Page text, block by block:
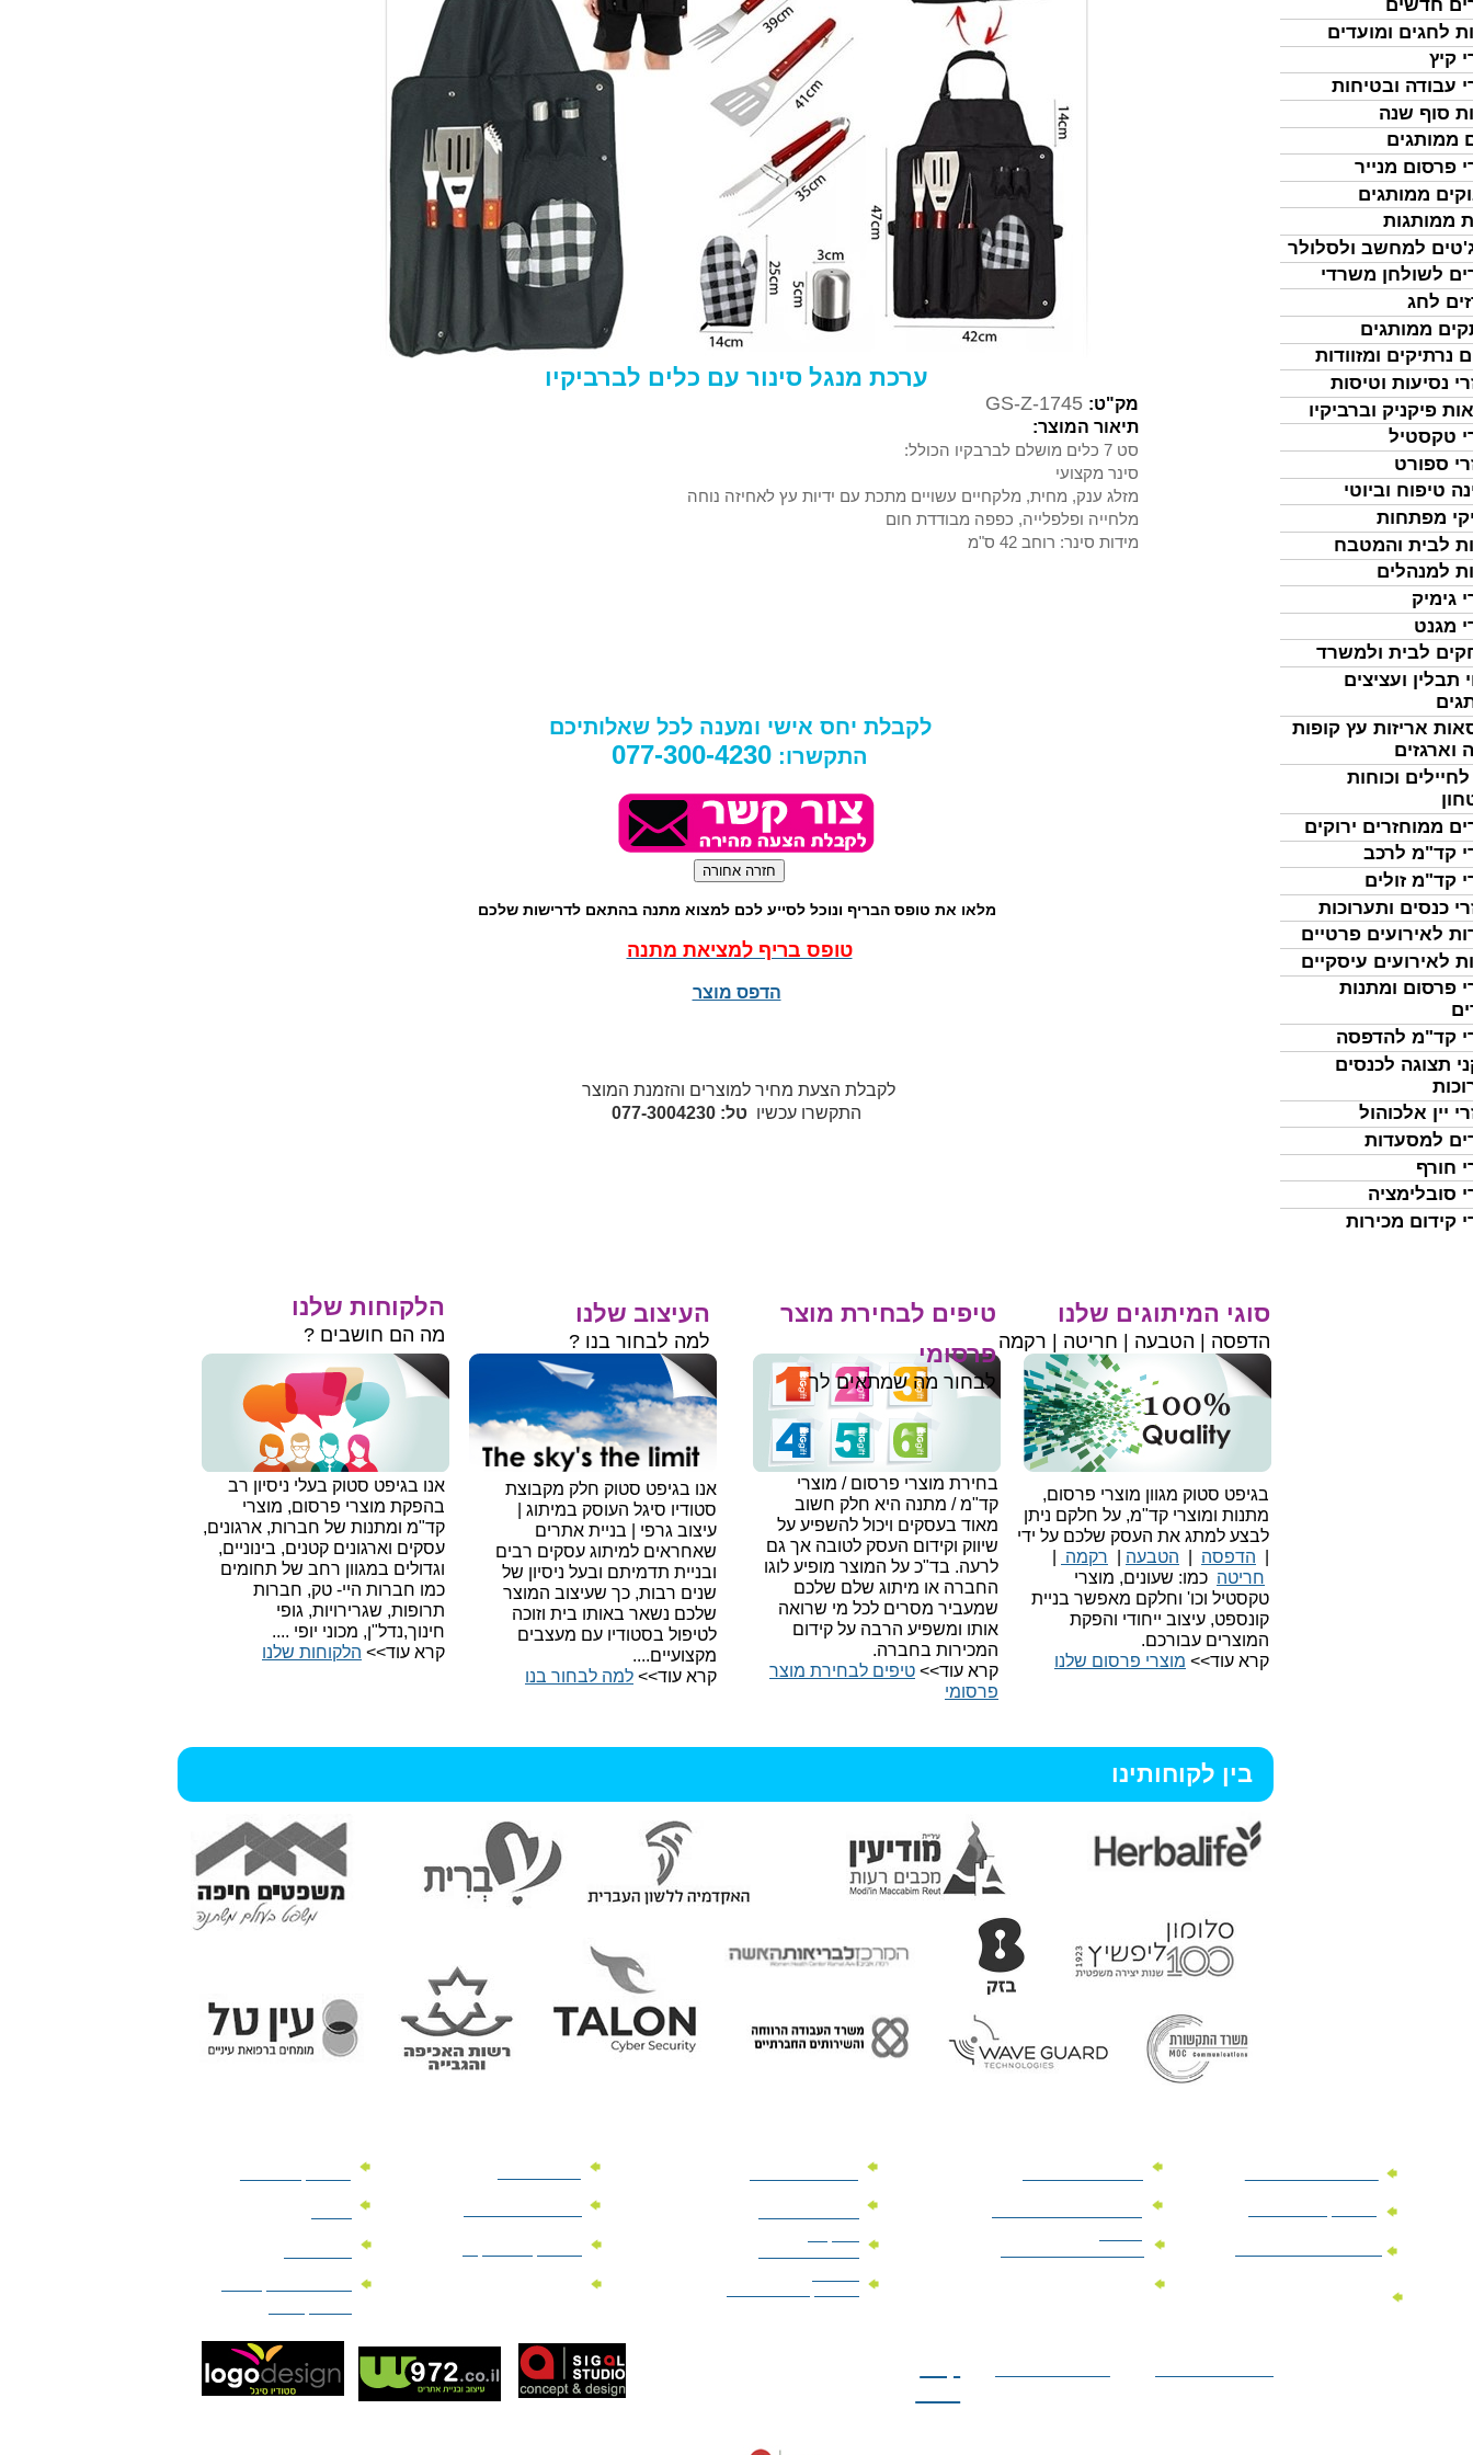
חדשים
לחגים ומועדים
קיץ
עבודה ובטיחות
סוף שנה
ממותגים
פרסום מנייר
ממותגים
ממותגות
למחשב ולסלולר
לשולחן משרדי
לחג
ממותגים
נרתיקים ומזוודות
נסיעות וטיסות
פיקניק וברביקיו
טקסטיל
ספורט
טיפוח וביוטי
מפתחות
לבית והמטבח
למנהלים
גימיק
מגנט
לבית ולמשרד
תבלין ועציצים
אריזות עץ קופות
וארגזים
לחיילים וכוחות
ממוחזרים ירוקים
קד"מ לרכב
קד"מ זולים
כנסים ותערוכות
לאירועים פרטיים
לאירועים עיסקיים
פרסום ומתנות
קד"מ להדפסה
תצוגה לכנסים
יין אלכוהול
למסעדות
חורף
סובלימציה
קידום מכירות
ערכת מנגל סינור עם כלים לברביקיו
מק"ט: GS-Z-1745
תיאור המוצר:
סט 7 כלים מושלם לברבקיו הכולל:
סינר מקצועי
מזלג ענק, מחית, מלקחיים עשויים מתכת עם ידיות עץ לאחיזה נוחה
מלחייה ופלפלייה, כפפה מבודדת חום
מידות סינר: רוחב 42 ס"מ
לקבלת יחס אישי ומענה לכל שאלותיכם
התקשרו: 077-300-4230
מלאו את טופס הבריף ונוכל לסייע לכם למצוא מתנה בהתאם לדרישות שלכם
טופס בריף למציאת מתנה
הדפס מוצר
לקבלת הצעת מחיר למוצרים והזמנת המוצר
התקשרו עכשיו טל: 077-3004230
אנו בגיפט סטוק חלק מקבוצת
סטודיו סיגל העוסק במיתוג |
עיצוב גרפי | בניית אתרים
שאחראים למיתוג עסקים רבים
ובניית תדמיתם ובעל ניסיון של
שנים רבות, כך שעיצוב המוצר
שלכם נשאר באותו בית וזוכה
לטיפול בסטודיו עם מעצבים
מקצועיים....
קרא עוד>> למה לבחור בנו​
בגיפט סטוק מגוון מוצרי פרסום,
מתנות ומוצרי קד"מ, על חלקם ניתן
לבצע למתג את העסק שלכם על ידי
הדפסה הטבעה רקמה
חריטה כמו: שעונים, מוצרי
טקסטיל וכו' וחלקם מאפשר בניית
קונספט, עיצוב ייחודי והפקת
המוצרים עבורכם.
קרא עוד>> מוצרי פרסום שלנו
אנו בגיפט סטוק בעלי ניסיון רב
בהפקת מוצרי פרסום, מוצרי
קד"מ ומתנות של חברות, ארגונים,
עסקים וארגונים קטנים, בינוניים,
וגדולים במגוון רחב של תחומים
כמו חברות היי- טק, חברות
תרופות, שגרירויות, גופי
חינוך,נדל"ן, מכוני יופי ....
קרא עוד>> הלקוחות שלנו
בחירת מוצרי פרסום / מוצרי
קד"מ / מתנה היא חלק חשוב
מאוד בעסקים ויכול להשפיע על
שיווק וקידום העסק לטובה אך גם
לרעה. בד"כ על המוצר מופיע לוגו
החברה או מיתוג שלם שלכם
שמעביר מסרים לכל מי שרואה
אותו ומשפיע הרבה על קידום
המכירות בחברה.
קרא עוד>> טיפים לבחירת מוצר
פרסומי
טיפים לבחירת מוצר
פרסומי
לבחור מה שמתאים לך
העיצוב שלנו
למה לבחור בנו ?
סוגי המיתוגים שלנו
הדפסה | הטבעה | חריטה | רקמה
הלקוחות שלנו
מה הם חושבים ?
בין לקוחותינו